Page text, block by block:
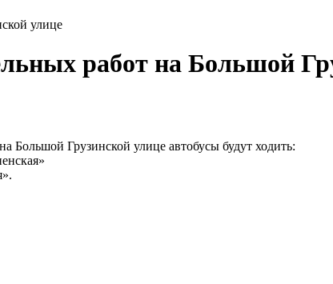
улице
работ на Большой
на Большой Грузинской улице автобусы будут ходить: